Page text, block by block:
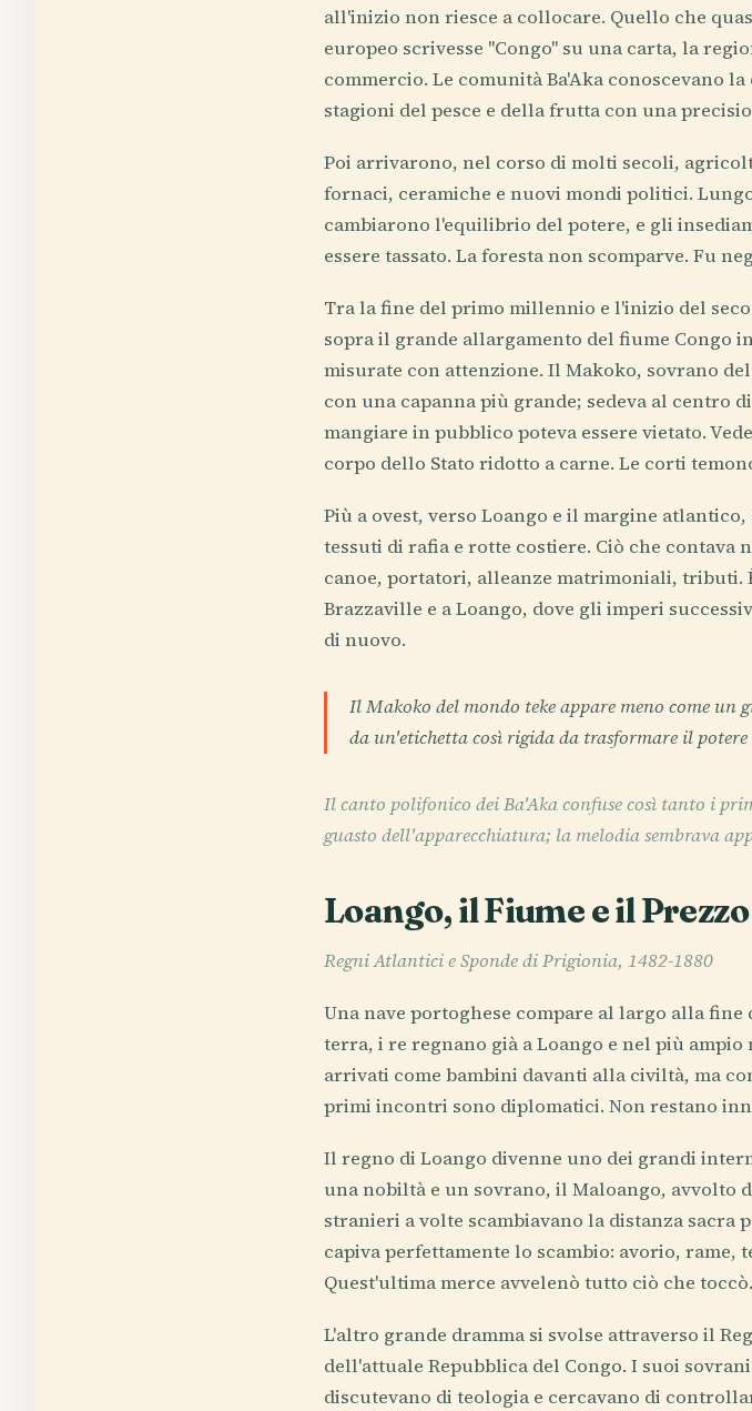
all'inizio non riesce a collocare. Quello che
europeo scrivesse "Congo" su una carta, la
commercio. Le comunità Ba'Aka conoscevano
stagioni del pesce e della frutta con una
Poi arrivarono, nel corso di molti secoli,
fornaci, ceramiche e nuovi mondi politici.
cambiarono l'equilibrio del potere, e gli
essere tassato. La foresta non scomparve. Fu
Tra la fine del primo millennio e l'inizio del
sopra il grande allargamento del fiume Congo
misurate con attenzione. Il Makoko, sovrano
con una capanna più grande; sedeva al centro
mangiare in pubblico poteva essere vietato.
corpo dello Stato ridotto a carne. Le corti
Più a ovest, verso Loango e il margine
tessuti di rafia e rotte costiere. Ciò che
canoe, portatori, alleanze matrimoniali, tributi.
Brazzaville e a Loango, dove gli imperi
di nuovo.
Il Makoko del mondo teke appare meno come
da un'etichetta così rigida da trasformare il potere
Il canto polifonico dei Ba'Aka confuse così tanto i
guasto dell'apparecchiatura; la melodia sembrava
Loango, il Fiume e il
Regni Atlantici e Sponde di Prigionia, 1482-1880
Una nave portoghese compare al largo alla
terra, i re regnano già a Loango e nel più
arrivati come bambini davanti alla civiltà, ma
primi incontri sono diplomatici. Non restano
Il regno di Loango divenne uno dei grandi
una nobiltà e un sovrano, il Maloango, avvolto
stranieri a volte scambiavano la distanza sacra
capiva perfettamente lo scambio: avorio, rame,
Quest'ultima merce avvelenò tutto ciò che toccò.
L'altro grande dramma si svolse attraverso il
dell'attuale Repubblica del Congo. I suoi
discutevano di teologia e cercavano di